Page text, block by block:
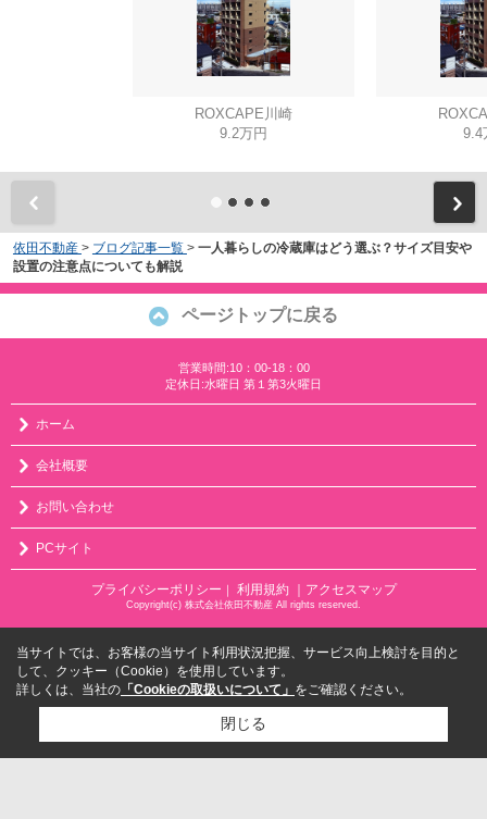
ROXCAPE川崎
9.2万円
9.4
依田不動産 > ブログ記事一覧 > 一人暮らしの冷蔵庫はどう選ぶ？サイズ目安や
設置の注意点についても解説
ページトップに戻る
営業時間:10：00-18：00
定休日:水曜日 第１第3火曜日
ホーム
会社概要
お問い合わせ
PCサイト
プライバシーポリシー ｜ 利用規約 ｜アクセスマップ
Copyright(c) 株式会社依田不動産 All rights reserved.
当サイトでは、お客様の当サイト利用状況把握、サービス向上検討を目的と
して、クッキー（Cookie）を使用しています。
詳しくは、当社の 「Cookieの取扱いについて」 をご確認ください。
閉じる